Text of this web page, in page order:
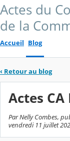
Actes du
de la
Accueil Blog
‹ Retour au blog
Actes CA
Par Nelly Combes,
vendredi 11 juillet